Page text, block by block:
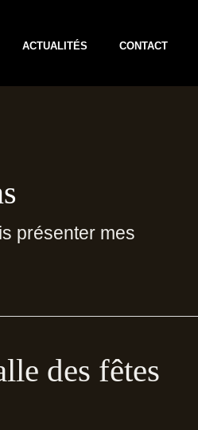
ACTUALITÉS CONTACT
présenter mes
des fêtes